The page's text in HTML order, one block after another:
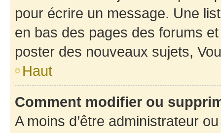
pour écrire un message. Une
en bas des pages des forums
poster des nouveaux sujets,
Haut
Comment modifier ou
A moins d’être administrateur